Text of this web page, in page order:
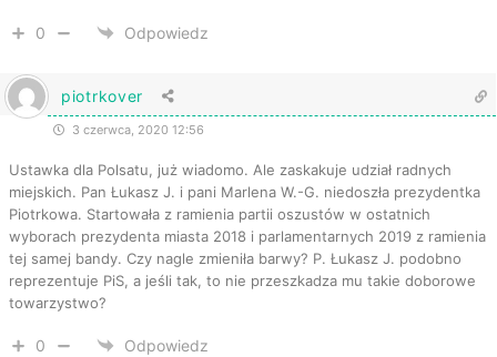
0 Odpowiedz
piotrkover
3 czerwca, 2020 12:56
Ustawka dla Polsatu, już wiadomo. Ale zaskakuje udział radnych
miejskich. Pan Łukasz J. i pani Marlena W.-G. niedoszła prezydentka
Piotrkowa. Startowała z ramienia partii oszustów w ostatnich
wyborach prezydenta miasta 2018 i parlamentarnych 2019 z ramienia
tej samej bandy. Czy nagle zmieniła barwy? P. Łukasz J. podobno
reprezentuje PiS, a jeśli tak, to nie przeszkadza mu takie doborowe
towarzystwo?
0 Odpowiedz